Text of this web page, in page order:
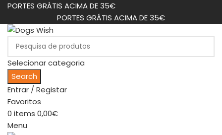
PORTES GRÁTIS ACIMA DE 35€
PORTES GRÁTIS ACIMA DE 35€
Selecionar categoria
Search
Entrar / Registar
Favoritos
0 items 0,00€
Menu